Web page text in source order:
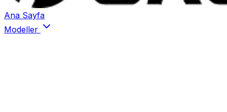
Ana Sayfa
Modeller